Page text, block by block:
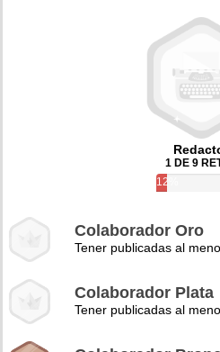
1 DE 9
12%
Colaborador Oro
Tener publicadas al
Colaborador Plata
Tener publicadas al